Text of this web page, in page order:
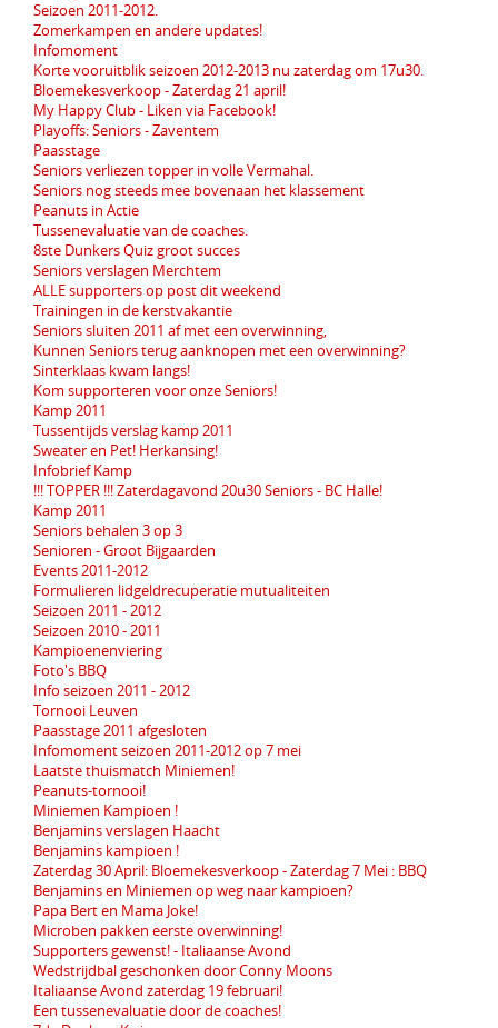
Seizoen 2011-2012.
Zomerkampen en andere updates!
Infomoment
Korte vooruitblik seizoen 2012-2013 nu zaterdag om 17u30.
Bloemekesverkoop - Zaterdag 21 april!
My Happy Club - Liken via Facebook!
Playoffs: Seniors - Zaventem
Paasstage
Seniors verliezen topper in volle Vermahal.
Seniors nog steeds mee bovenaan het klassement
Peanuts in Actie
Tussenevaluatie van de coaches.
8ste Dunkers Quiz groot succes
Seniors verslagen Merchtem
ALLE supporters op post dit weekend
Trainingen in de kerstvakantie
Seniors sluiten 2011 af met een overwinning,
Kunnen Seniors terug aanknopen met een overwinning?
Sinterklaas kwam langs!
Kom supporteren voor onze Seniors!
Kamp 2011
Tussentijds verslag kamp 2011
Sweater en Pet! Herkansing!
Infobrief Kamp
!!! TOPPER !!! Zaterdagavond 20u30 Seniors - BC Halle!
Kamp 2011
Seniors behalen 3 op 3
Senioren - Groot Bijgaarden
Events 2011-2012
Formulieren lidgeldrecuperatie mutualiteiten
Seizoen 2011 - 2012
Seizoen 2010 - 2011
Kampioenenviering
Foto's BBQ
Info seizoen 2011 - 2012
Tornooi Leuven
Paasstage 2011 afgesloten
Infomoment seizoen 2011-2012 op 7 mei
Laatste thuismatch Miniemen!
Peanuts-tornooi!
Miniemen Kampioen !
Benjamins verslagen Haacht
Benjamins kampioen !
Zaterdag 30 April: Bloemekesverkoop - Zaterdag 7 Mei : BBQ
Benjamins en Miniemen op weg naar kampioen?
Papa Bert en Mama Joke!
Microben pakken eerste overwinning!
Supporters gewenst! - Italiaanse Avond
Wedstrijdbal geschonken door Conny Moons
Italiaanse Avond zaterdag 19 februari!
Een tussenevaluatie door de coaches!